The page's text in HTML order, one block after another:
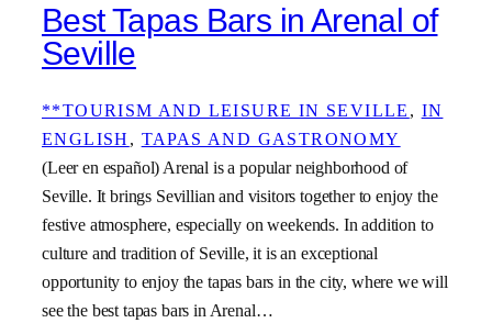
Best Tapas Bars in Arenal of
Seville
**TOURISM AND LEISURE IN SEVILLE , IN
ENGLISH , TAPAS AND GASTRONOMY
(Leer en español) Arenal is a popular neighborhood of
Seville. It brings Sevillian and visitors together to enjoy the
festive atmosphere, especially on weekends. In addition to
culture and tradition of Seville, it is an exceptional
opportunity to enjoy the tapas bars in the city, where we will
see the best tapas bars in Arenal…